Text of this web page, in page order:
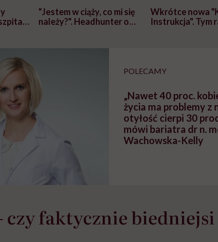
"Jestem w ciąży, co mi się
należy?". Headhunter o
pracy
Wkrótce nowa
Instrukcja". Tym
POLECAMY
„Nawet 40 proc.
życia ma problemy z
otyłość cierpi 30
mówi bariatra dr n.
Wachowska-Kelly
czy faktycznie biedniejsi